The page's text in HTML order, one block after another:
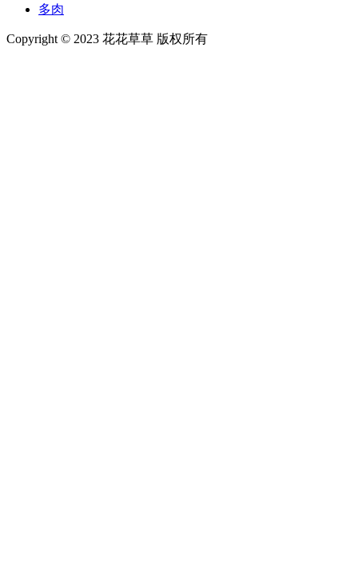
多肉
Copyright © 2023 花花草草 版权所有